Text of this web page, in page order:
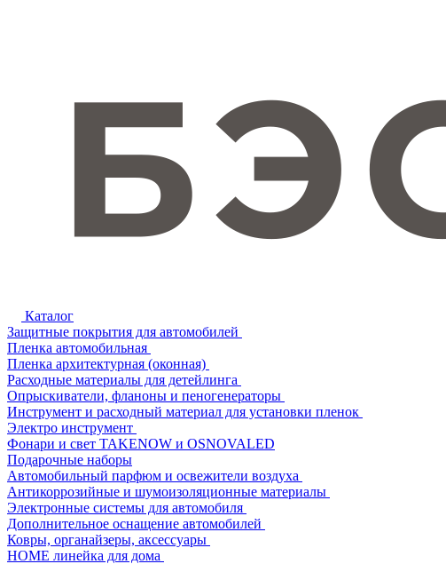
Каталог
Защитные покрытия для автомобилей
Пленка автомобильная
Пленка архитектурная (оконная)
Расходные материалы для детейлинга
Опрыскиватели, фланоны и пеногенераторы
Инструмент и расходный материал для установки пленок
Электро инструмент
Фонари и свет TAKENOW и OSNOVALED
Подарочные наборы
Автомобильный парфюм и освежители воздуха
Антикоррозийные и шумоизоляционные материалы
Электронные системы для автомобиля
Дополнительное оснащение автомобилей
Ковры, органайзеры, аксессуары
HOME линейка для дома